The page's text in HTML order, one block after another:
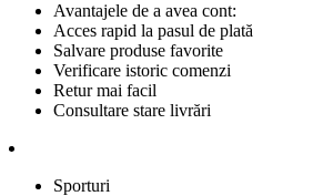
Avantajele de a avea cont:
Acces rapid la pasul de plată
Salvare produse favorite
Verificare istoric comenzi
Retur mai facil
Consultare stare livrări
Sporturi